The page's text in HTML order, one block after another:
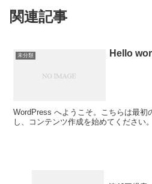
関連記事
未分類 Hello
WordPress へようこそ。こちらは最初
し、コンテンツ作成を始めてください。